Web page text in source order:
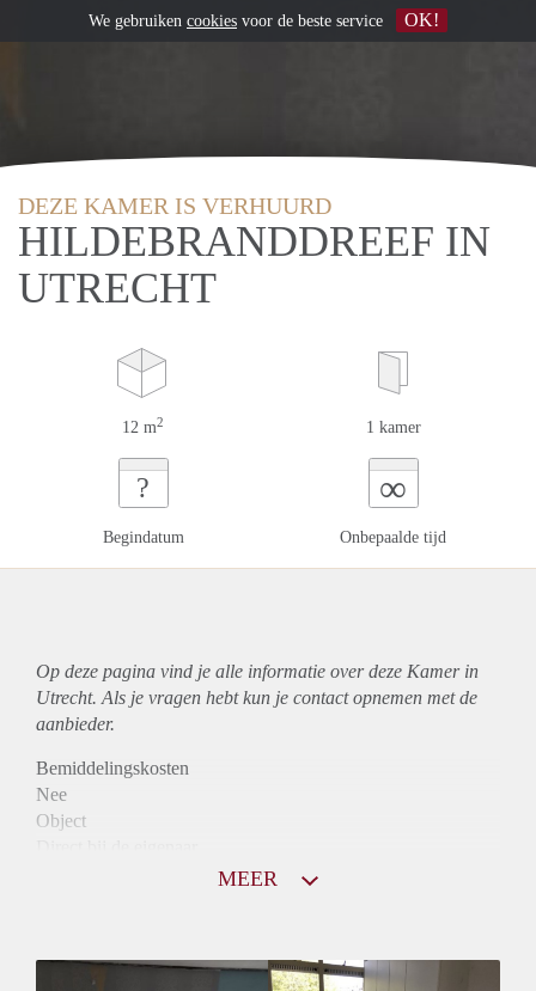
DEZE KAMER IS VERHUURD
HILDEBRANDDREEF IN
UTRECHT
12 m2 1 kamer
?
Begindatum
∞
Onbepaalde tijd
Op deze pagina vind je alle informatie over deze Kamer in
Utrecht. Als je vragen hebt kun je contact opnemen met de
aanbieder.
Bemiddelingskosten
Nee
Object
Huurtoeslag
MEER
We gebruiken cookies voor de beste service OK!